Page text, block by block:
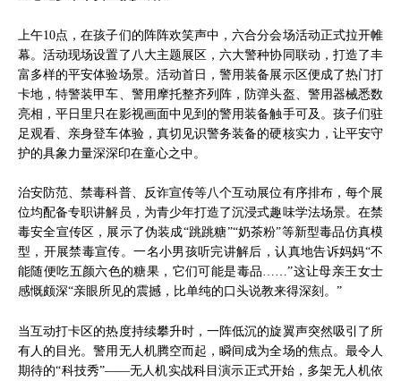
上午10点，在孩子们的阵阵欢笑声中，六合分会场活动正式拉开帷
幕。活动现场设置了八大主题展区，六大警种协同联动，打造了丰
富多样的平安体验场景。活动首日，警用装备展示区便成了热门打
卡地，特警装甲车、警用摩托整齐列阵，防弹头盔、警用器械悉数
亮相，平日里只在影视画面中见到的警用装备触手可及。孩子们驻
足观看、亲身登车体验，真切见识警务装备的硬核实力，让平安守
护的具象力量深深印在童心之中。
治安防范、禁毒科普、反诈宣传等八个互动展位有序排布，每个展
位均配备专职讲解员，为青少年打造了沉浸式趣味学法场景。在禁
毒安全宣传区，展示了伪装成“跳跳糖”“奶茶粉”等新型毒品仿真模
型，开展禁毒宣传。一名小男孩听完讲解后，认真地告诉妈妈“不
能随便吃五颜六色的糖果，它们可能是毒品……”这让母亲王女士
感慨颇深“亲眼所见的震撼，比单纯的口头说教来得深刻。”
当互动打卡区的热度持续攀升时，一阵低沉的旋翼声突然吸引了所
有人的目光。警用无人机腾空而起，瞬间成为全场的焦点。最令人
期待的“科技秀”——无人机实战科目演示正式开始，多架无人机依